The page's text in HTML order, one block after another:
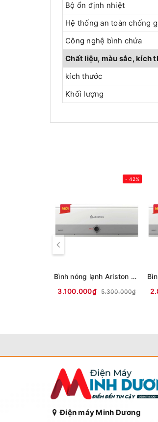
Bộ ổn định nhiệt
Hệ thống an toàn chống
Công nghệ bình chứa
Chất liệu, màu sắc, kích
kích thước
Khối lượng
- 42%
Bình nóng lạnh Ariston 30 lít SLIM3 30 R VN (mới 2024)
3.100.000₫
5.300.000₫
Điện máy Minh Dương